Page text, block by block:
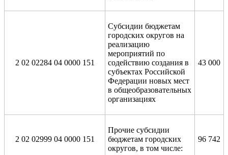
2 02 02284 04 0000 151
Субсидии бюджетам
городских округов на
реализацию
мероприятий по
содействию создания в
субъектах Российской
Федерации новых мест
в общеобразовательных
организациях
43 000
2 02 02999 04 0000 151
Прочие субсидии
бюджетам городских
округов, в том числе:
96 742